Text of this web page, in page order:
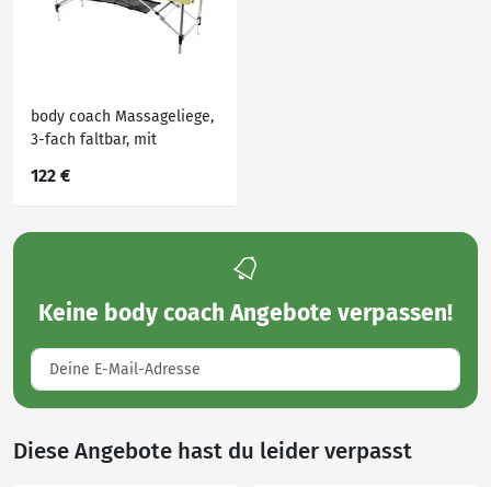
body coach Massageliege,
3-fach faltbar, mit
höhenverstellbar
122 €
Keine body coach Angebote verpassen!
Diese Angebote hast du leider verpasst